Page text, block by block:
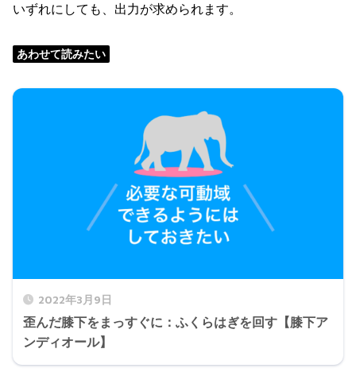
いずれにしても、出力が求められます。
あわせて読みたい
2022年3月9日
歪んだ膝下をまっすぐに：ふくらはぎを回す【膝下ア
ンディオール】